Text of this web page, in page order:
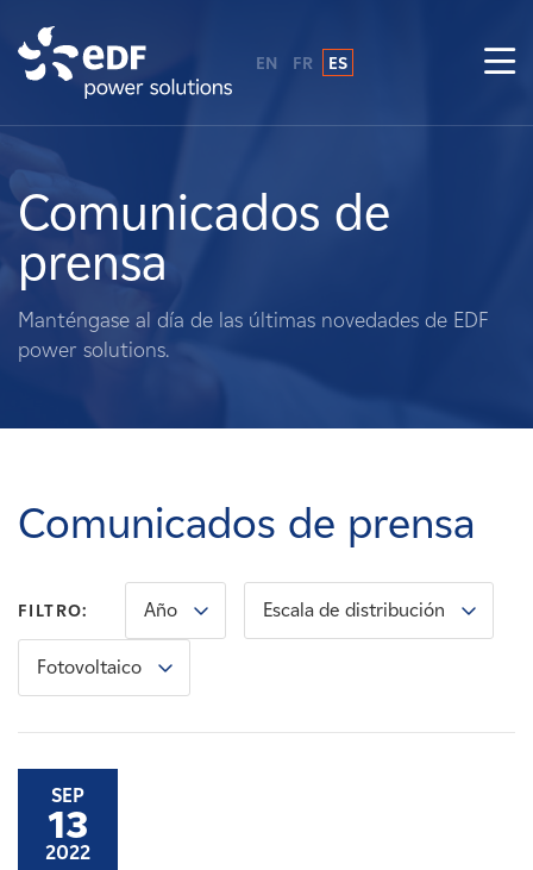
Sobre nosotros
Qué hacemos
Terratenientes
Carreras
Noticias
Contacte con
EN FR ES
Comunicados de
prensa
Manténgase al día de las últimas novedades de EDF
power solutions.
Comunicados de prensa
FILTRO: Año Escala de distribución
Fotovoltaico
SEP
13
2022